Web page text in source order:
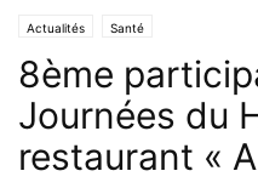
Actualités Santé
8ème
Journées du
restaurant «